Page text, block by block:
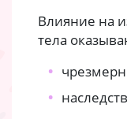
Влияние на
тела